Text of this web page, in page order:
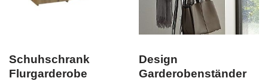
Schuhschrank
Flurgarderobe
Design
Garderobenständer